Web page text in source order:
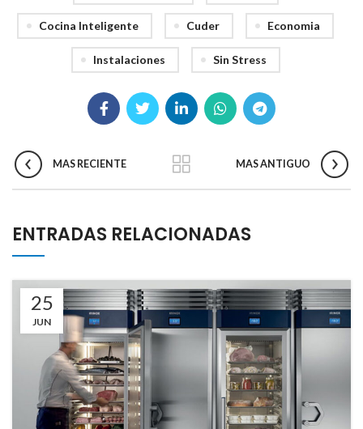
Cocina Inteligente Cuder Economia
Instalaciones Sin Stress
MAS RECIENTE MAS ANTIGUO
ENTRADAS RELACIONADAS
25
JUN